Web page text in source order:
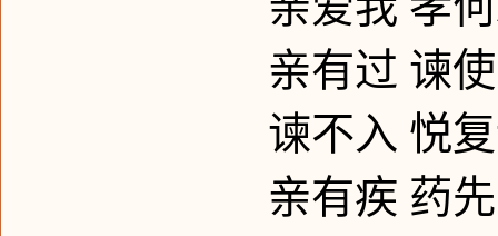
亲有过 谏
谏不入 悦
亲有疾 药